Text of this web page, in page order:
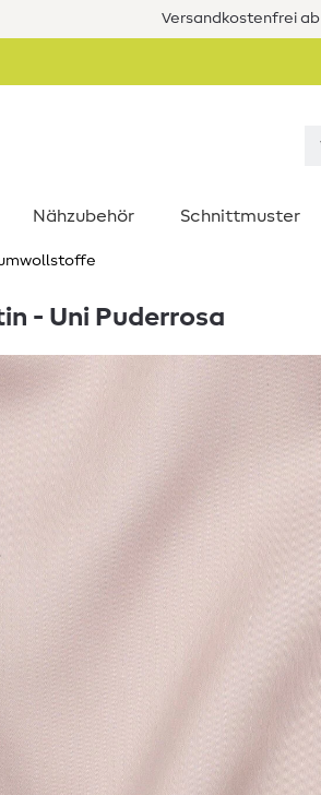
Versandkostenfrei ab
Nähzubehör Schnittmuster
- Uni Puderrosa